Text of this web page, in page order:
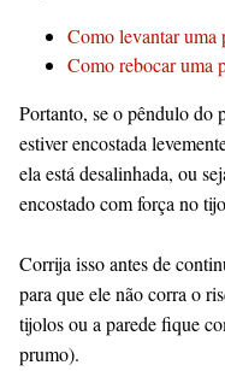
Como levantar uma
Como rebocar uma
Portanto, se o pêndulo do
estiver encostada
ela está desalinhada, ou
encostado com força no
Corrija isso antes de
para que ele não corra o
tijolos ou a parede fique
prumo).